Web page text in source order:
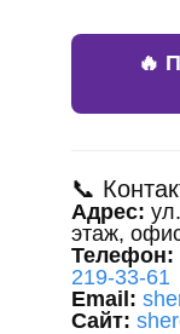
🔥
📞
Адрес:
этаж,
Телефон:
219-33-61
Email:
Сайт: